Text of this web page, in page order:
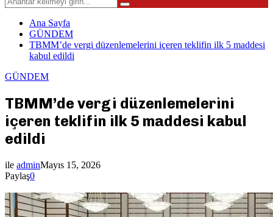
for:
Search
Ana Sayfa
GÜNDEM
TBMM’de vergi düzenlemelerini içeren teklifin ilk 5 maddesi
kabul edildi
GÜNDEM
TBMM’de vergi düzenlemelerini
içeren teklifin ilk 5 maddesi kabul
edildi
ile adminMayıs 15, 2026
Paylaş0